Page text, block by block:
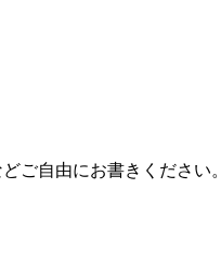
ご自由にお書きください。